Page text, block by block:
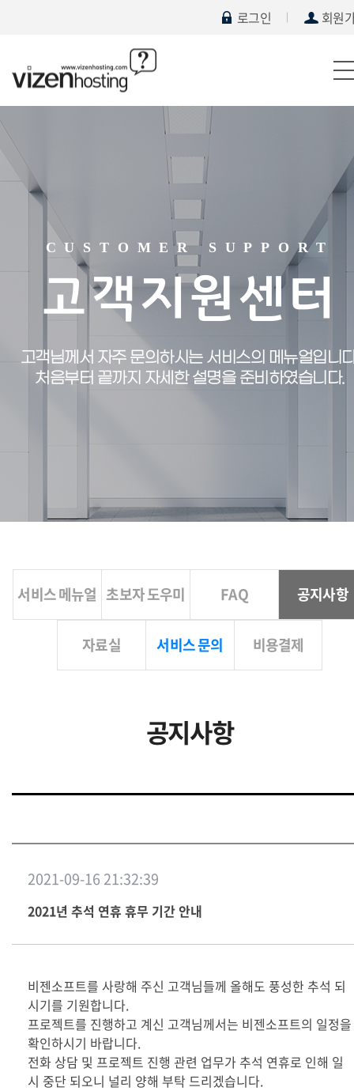
로그인 회원
CUSTOMER SUPPORT
고객지원센터
고객님께서 자주 문의하시는 서비스의 메뉴얼입니
처음부터 끝까지 자세한 설명을 준비하였습니다.
서비스 메뉴얼 초보자 도우미 FAQ 공지사항
자료실 서비스 문의 비용결제
공지사항
2021-09-16 21:32:39
2021년 추석 연휴 휴무 기간 안내
비젠소프트를 사랑해 주신 고객님들께 올해도 풍성한 추석 되
시기를 기원합니다.
프로젝트를 진행하고 계신 고객님께서는 비젠소프트의 일정을
확인하시기 바랍니다.
전화 상담 및 프로젝트 진행 관련 업무가 추석 연휴로 인해 일
시 중단 되오니 널리 양해 부탁 드리겠습니다.